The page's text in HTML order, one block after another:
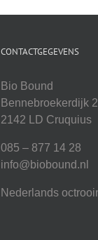
CONTACTGEGEVENS
Bio Bound
Bennebroekerdijk
2142 LD Cruquius
085 – 877 14 28
info@biobound.nl
Nederlands